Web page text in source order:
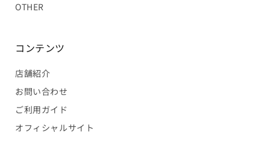
OTHER
コンテンツ
店舗紹介
お問い合わせ
ご利用ガイド
オフィシャルサイト